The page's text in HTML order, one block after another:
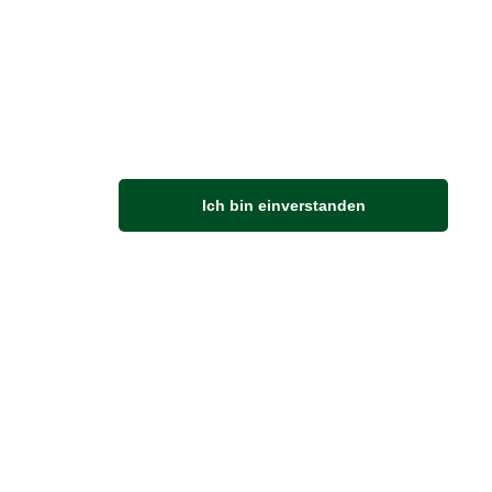
Ich bin einverstanden